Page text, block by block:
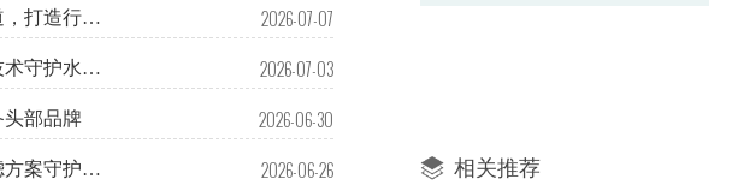
AQUA爱克全产业链布局：深耕泳池设备赛道，打造行业头部标杆 2026-07-07
泳池消毒设备怎么选？AQUA爱克三大硬核技术守护水质安全防线 2026-07-03
部品牌 2026-06-30
泳池过滤设备怎么选？AQUA爱克以专业过滤方案守护水质健康 2026-06-26 相关推荐